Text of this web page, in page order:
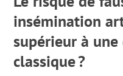
insémination
supérieur à une
classique ?